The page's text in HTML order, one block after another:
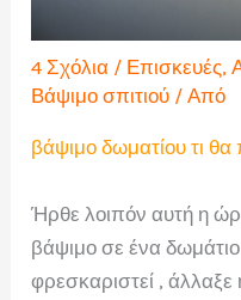
4 Σχόλια / Επισκευές,
Βάψιμο σπιτιού / Από
βάψιμο δωματίου τι θα
Ήρθε λοιπόν αυτή η
βάψιμο σε ένα δωμάτιο
φρεσκαριστεί ,